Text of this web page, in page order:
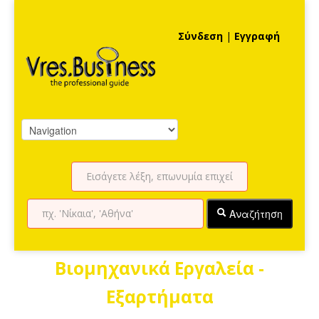
Σύνδεση | Εγγραφή
Αναζήτηση
Βιομηχανικά Εργαλεία -
Εξαρτήματα